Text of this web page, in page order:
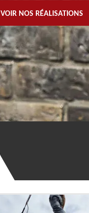
VOIR NOS RÉALISATIONS